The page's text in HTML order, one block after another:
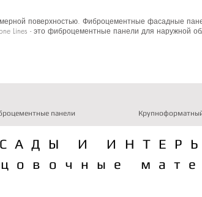
поверхностью. Фиброцементные фасадные
Lines - это фиброцементные панели для наружной
панели
И